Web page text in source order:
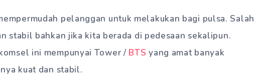
pelanggan untuk melakukan bagi pulsa. Salah
stabil bahkan jika kita berada di pedesaan sekalipun.
ini mempunyai Tower / BTS yang amat banyak
kuat dan stabil.